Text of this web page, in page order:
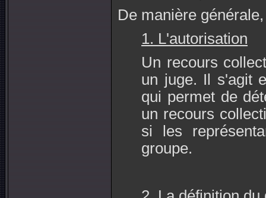
De manière
1. L'autorisation
Un recours
un juge. Il s'agit
qui permet de
un recours
si les
groupe.